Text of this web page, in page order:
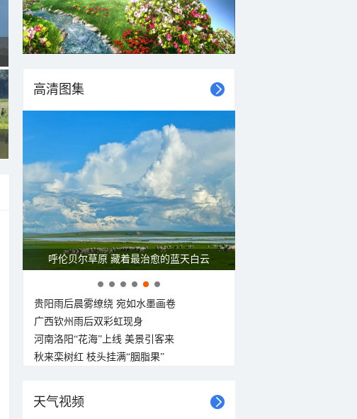
高清图集
呼伦贝尔草原 藏着最治愈的蓝天白云
贵阳雨后晨雾缭绕 宛如水墨画卷
广西钦州雨后双彩虹现身
河南洛阳“花海”上线 美景引客来
秋来栾树红 枝头挂满“胭脂果”
天气视频